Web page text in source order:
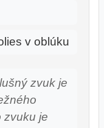
v oblúku
zvuk je
zvuku je